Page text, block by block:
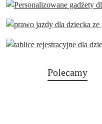
Pomiń karuzelę
Produkty
o
Polecamy